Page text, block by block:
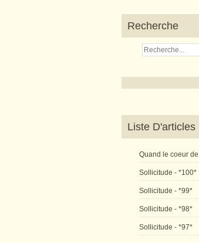
Recherche
Liste D'articles
Quand le coeur
Sollicitude - *100*
Sollicitude - *99*
Sollicitude - *98*
Sollicitude - *97*